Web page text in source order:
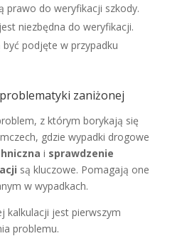
prawo do weryfikacji szkody.
niezbędna do weryfikacji.
podjęte w przypadku
zaniżonej
z którym borykają się
gdzie wypadki drogowe
i sprawdzenie
są kluczowe. Pomagają one
w wypadkach.
kalkulacji jest pierwszym
problemu.